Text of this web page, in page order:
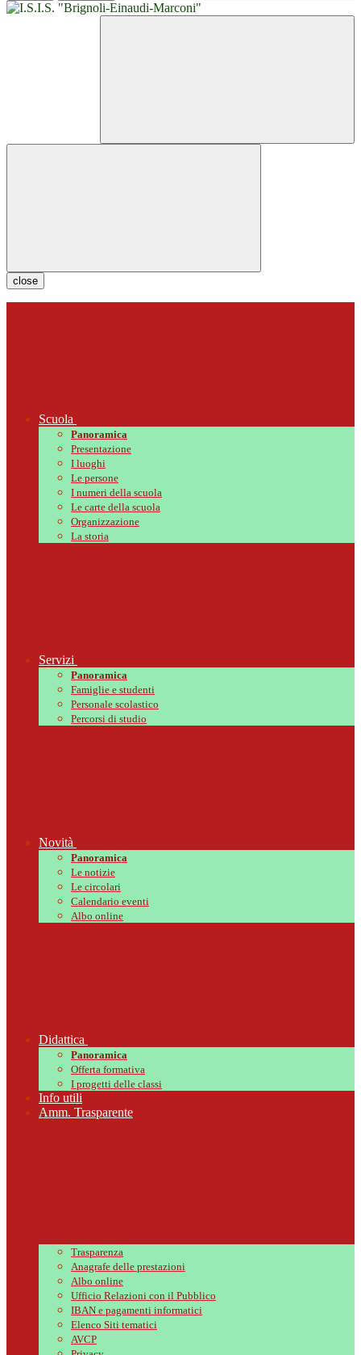
close
Scuola
Panoramica
Presentazione
I luoghi
Le persone
I numeri della scuola
Le carte della scuola
Organizzazione
La storia
Servizi
Panoramica
Famiglie e studenti
Personale scolastico
Percorsi di studio
Novità
Panoramica
Le notizie
Le circolari
Calendario eventi
Albo online
Didattica
Panoramica
Offerta formativa
I progetti delle classi
Info utili
Amm. Trasparente
Trasparenza
Anagrafe delle prestazioni
Albo online
Ufficio Relazioni con il Pubblico
IBAN e pagamenti informatici
Elenco Siti tematici
AVCP